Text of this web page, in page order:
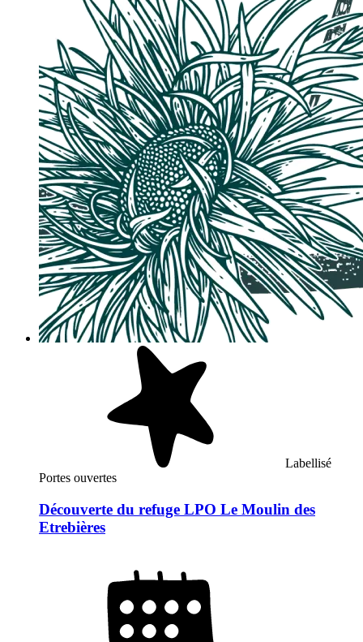
Labellisé
Portes ouvertes
Découverte du refuge LPO Le Moulin des
Etrebières